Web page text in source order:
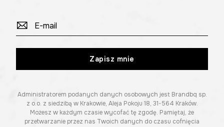
Zapisz mnie
Administratorem podanych danych osobowych jest Brandbq sp.
z o.o. z siedzibą w Krakowie, Aleja Pokoju 18, 31-564 Kraków.
Możesz w każdym czasie wycofać tę zgodę. Pamiętaj, że
przetwarzanie przez nas Twoich danych do czasu cofnięcia